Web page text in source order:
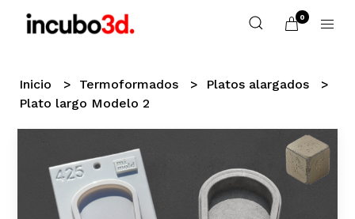
0
Inicio Termoformados
Platos alargados
Plato largo Modelo 2